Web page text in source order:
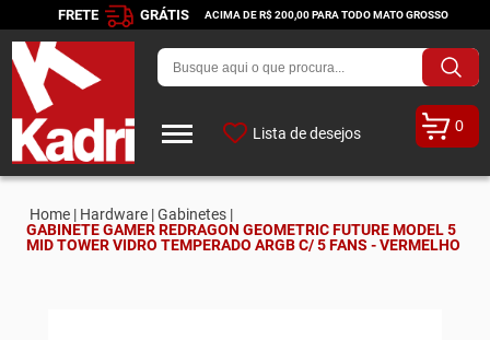
FRETE GRÁTIS ACIMA DE R$ 200,00 PARA TODO MATO GROSSO
Lista de desejos 0
Home | Hardware |Gabinetes |
GABINETE GAMER REDRAGON GEOMETRIC FUTURE MODEL 5
MID TOWER VIDRO TEMPERADO ARGB C/ 5 FANS - VERMELHO